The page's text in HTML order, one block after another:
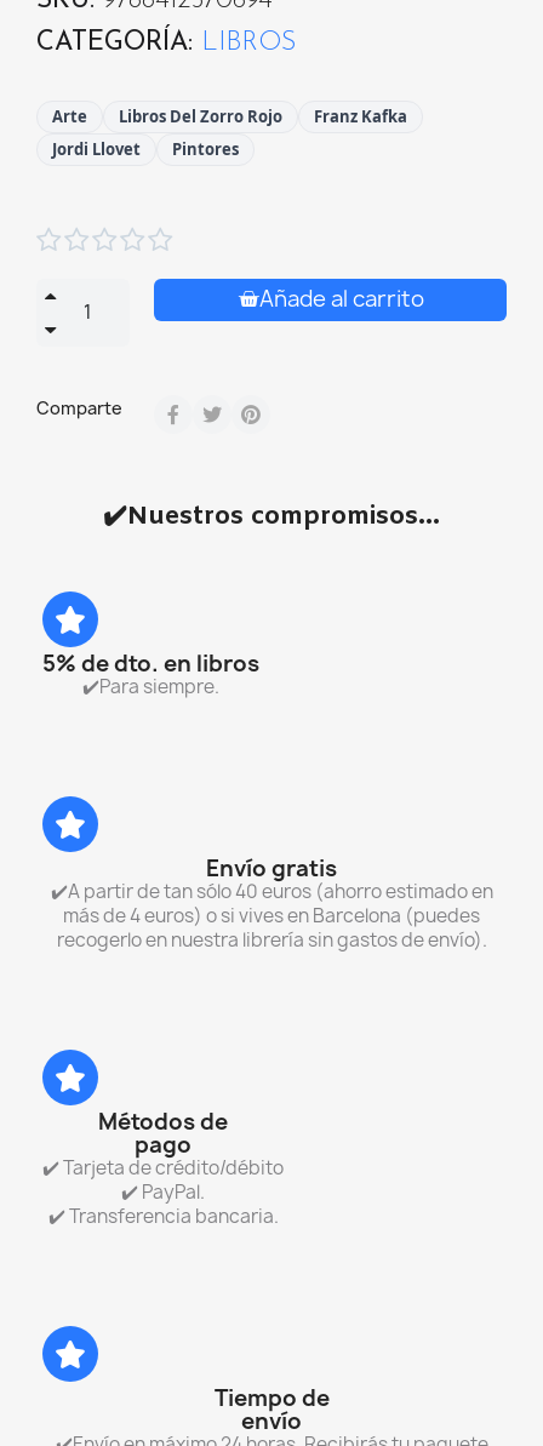
CATEGORÍA
LIBROS
Arte Libros Del Zorro Rojo
Franz Kafka
Jordi Llovet
Pintores

Añade al carrito
Comparte
✔️Nuestros compromisos...
5% de dto. en libros
✔️Para siempre.
Envío gratis
✔️A partir de tan sólo 40 euros (ahorro estimado en
más de 4 euros) o si vives en Barcelona (puedes
recogerlo en nuestra librería sin gastos de envío).
Métodos de
pago
✔️ Tarjeta de crédito/débito
✔️ PayPal.
✔️ Transferencia bancaria.
Tiempo de
envío